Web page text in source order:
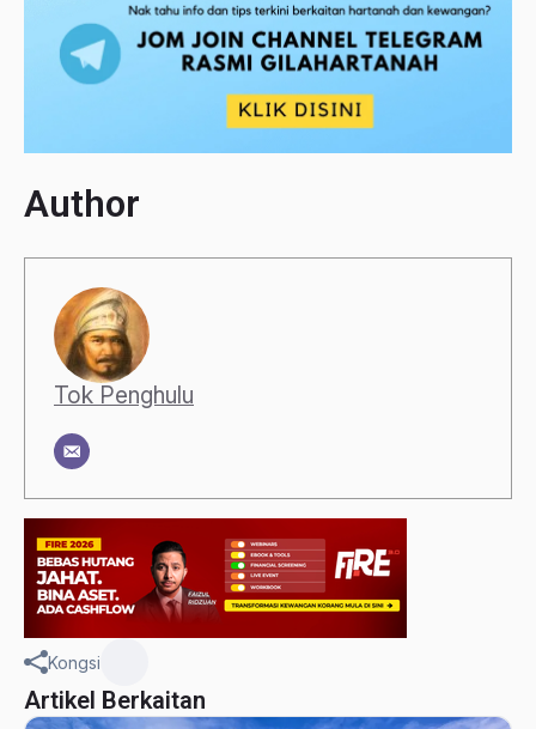
Author
Tok Penghulu
Kongsi
Artikel Berkaitan